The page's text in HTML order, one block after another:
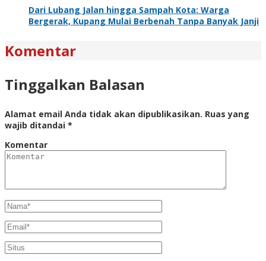
Dari Lubang Jalan hingga Sampah Kota: Warga
Bergerak, Kupang Mulai Berbenah Tanpa Banyak Janji
Komentar
Tinggalkan Balasan
Alamat email Anda tidak akan dipublikasikan. Ruas yang
wajib ditandai *
Komentar